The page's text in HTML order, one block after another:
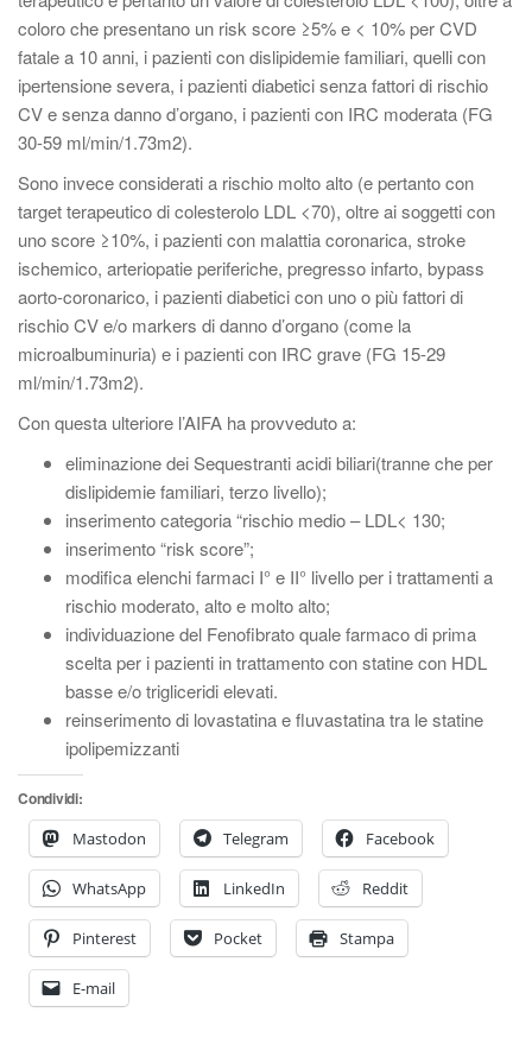
coloro che presentano un risk score ≥5% e < 10% per CVD
fatale a 10 anni, i pazienti con dislipidemie familiari, quelli con
ipertensione severa, i pazienti diabetici senza fattori di rischio
CV e senza danno d’organo, i pazienti con IRC moderata (FG
30-59 ml/min/1.73m2).
Sono invece considerati a rischio molto alto (e pertanto con
target terapeutico di colesterolo LDL <70), oltre ai soggetti con
uno score ≥10%, i pazienti con malattia coronarica, stroke
ischemico, arteriopatie periferiche, pregresso infarto, bypass
aorto-coronarico, i pazienti diabetici con uno o più fattori di
rischio CV e/o markers di danno d’organo (come la
microalbuminuria) e i pazienti con IRC grave (FG 15-29
ml/min/1.73m2).
Con questa ulteriore l’AIFA ha provveduto a:
eliminazione dei Sequestranti acidi biliari(tranne che per
dislipidemie familiari, terzo livello);
inserimento categoria “rischio medio – LDL< 130;
inserimento “risk score”;
modifica elenchi farmaci I° e II° livello per i trattamenti a
rischio moderato, alto e molto alto;
individuazione del Fenofibrato quale farmaco di prima
scelta per i pazienti in trattamento con statine con HDL
basse e/o trigliceridi elevati.
reinserimento di lovastatina e fluvastatina tra le statine
ipolipemizzanti
Condividi:
Mastodon
Telegram Facebook
WhatsApp LinkedIn Reddit
Pinterest Pocket Stampa
E-mail